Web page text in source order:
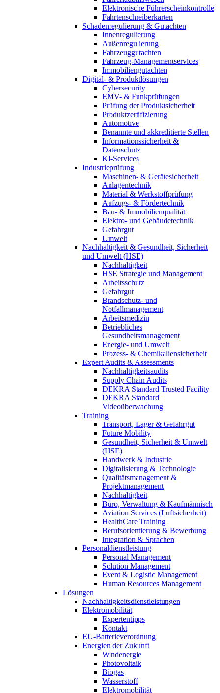
Elektronische Führerscheinkontrolle
Fahrtenschreiberkarten
Schadenregulierung & Gutachten
Innenregulierung
Außenregulierung
Fahrzeuggutachten
Fahrzeug-Managementservices
Immobiliengutachten
Digital- & Produktlösungen
Cybersecurity
EMV- & Funkprüfungen
Prüfung der Produktsicherheit
Produktzertifizierung
Automotive
Benannte und akkreditierte Stellen
Informationssicherheit &
Datenschutz
KI-Services
Industrieprüfung
Maschinen- & Gerätesicherheit
Anlagentechnik
Material & Werkstoffprüfung
Aufzugs- & Fördertechnik
Bau- & Immobilienqualität
Elektro- und Gebäudetechnik
Gefahrgut
Umwelt
Nachhaltigkeit & Gesundheit, Sicherheit
und Umwelt (HSE)
Nachhaltigkeit
HSE Strategie und Management
Arbeitsschutz
Gefahrgut
Brandschutz- und
Notfallmanagement
Arbeitsmedizin
Betriebliches
Gesundheitsmanagement
Energie- und Umwelt
Prozess- & Chemikaliensicherheit
Expert Audits & Assessments
Nachhaltigkeitsaudits
Supply Chain Audits
DEKRA Standard Trusted Facility
DEKRA Standard
Videoüberwachung
Training
Transport, Lager & Gefahrgut
Future Mobility
Gesundheit, Sicherheit & Umwelt
(HSE)
Handwerk & Industrie
Digitalisierung & Technologie
Qualitätsmanagement &
Projektmanagement
Nachhaltigkeit
Büro, Verwaltung & Kaufmännisch
Aviation Services (Luftsicherheit)
HealthCare Training
Berufsorientierung & Bewerbung
Integration & Sprachen
Personaldienstleistung
Personal Management
Solution Management
Event & Logistic Management
Human Resources Management
Lösungen
Nachhaltigkeitsdienstleistungen
Elektromobilität
Expertentipps
Kontakt
EU-Batterieverordnung
Energien der Zukunft
Windenergie
Photovoltaik
Biogas
Wasserstoff
Elektromobilität